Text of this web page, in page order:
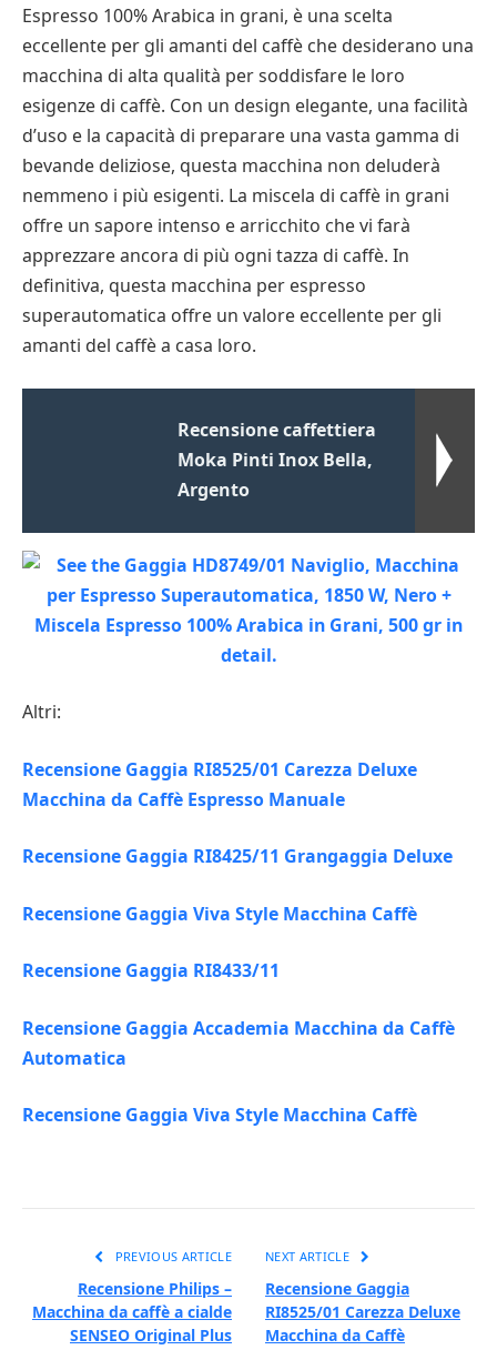
Espresso 100% Arabica in grani, è una scelta
eccellente per gli amanti del caffè che desiderano una
macchina di alta qualità per soddisfare le loro
esigenze di caffè. Con un design elegante, una facilità
d’uso e la capacità di preparare una vasta gamma di
bevande deliziose, questa macchina non deluderà
nemmeno i più esigenti. La miscela di caffè in grani
offre un sapore intenso e arricchito che vi farà
apprezzare ancora di più ogni tazza di caffè. In
definitiva, questa macchina per espresso
superautomatica offre un valore eccellente per gli
amanti del caffè a casa loro.
Recensione caffettiera
Moka Pinti Inox Bella,
Argento
Altri:
Recensione Gaggia RI8525/01 Carezza Deluxe
Macchina da Caffè Espresso Manuale
Recensione Gaggia RI8425/11 Grangaggia Deluxe
Recensione Gaggia Viva Style Macchina Caffè
Recensione Gaggia RI8433/11
Recensione Gaggia Accademia Macchina da Caffè
Automatica
Recensione Gaggia Viva Style Macchina Caffè
PREVIOUS ARTICLE
Recensione Philips –
Macchina da caffè a cialde
SENSEO Original Plus
NEXT ARTICLE
Recensione Gaggia
RI8525/01 Carezza Deluxe
Macchina da Caffè